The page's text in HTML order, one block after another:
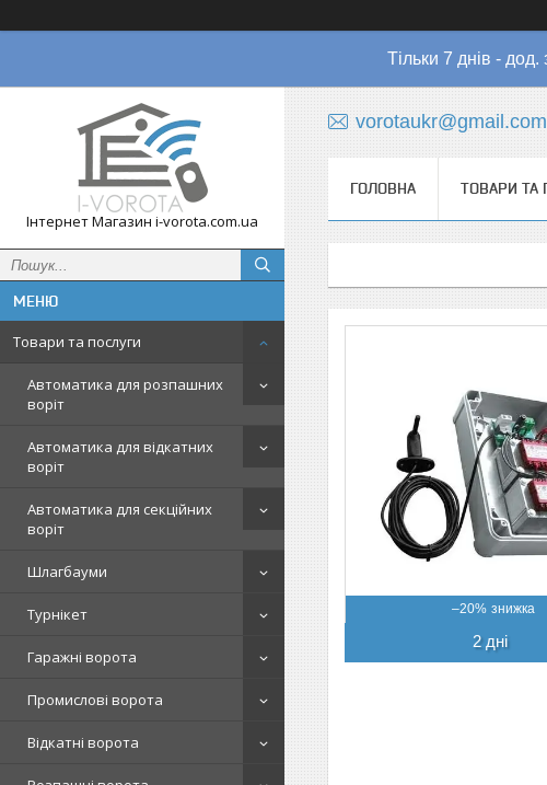
Тільки 7 днів -
Інтернет Магазин i-vorota.com.ua
Товари та послуги
Автоматика для розпашних
воріт
Автоматика для відкатних
воріт
Автоматика для секційних
воріт
Шлагбауми
Турнікет
Гаражні ворота
Промислові ворота
Відкатні ворота
vorotaukr@gmail.com
ГОЛОВНА ТОВАРИ ТА
–20%
2 дні